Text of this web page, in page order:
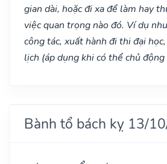
gian dài, hoặc đi xa để làm hay
việc quan trọng nào đó. Ví dụ
công tác, xuất hành đi thi đại
lịch (áp dụng khi có thể chủ
Bành tổ bách kỵ 13/